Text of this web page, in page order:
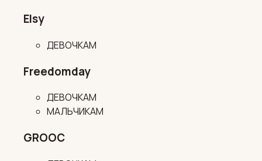
Elsy
ДЕВОЧКАМ
Freedomday
ДЕВОЧКАМ
МАЛЬЧИКАМ
GROOC